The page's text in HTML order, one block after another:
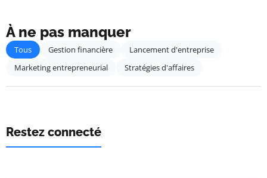
À ne pas manquer
Tous Gestion financière
Lancement d'entreprise
Marketing entrepreneurial
Stratégies d'affaires
Restez connecté